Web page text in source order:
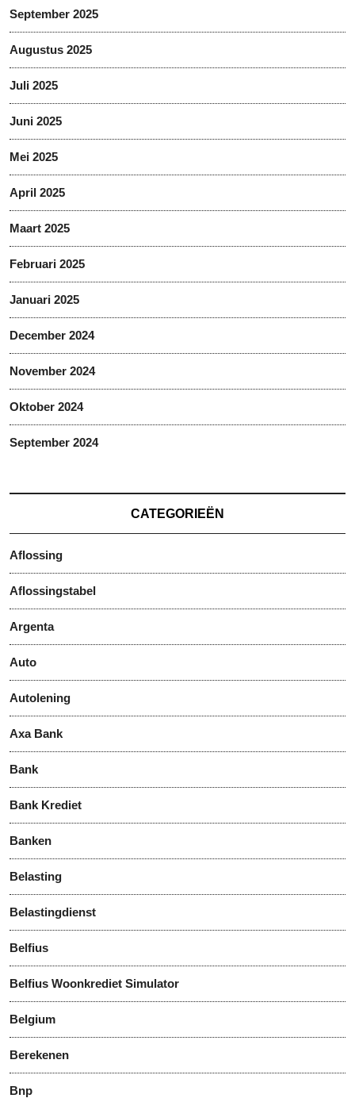
September 2025
Augustus 2025
Juli 2025
Juni 2025
Mei 2025
April 2025
Maart 2025
Februari 2025
Januari 2025
December 2024
November 2024
Oktober 2024
September 2024
CATEGORIEËN
Aflossing
Aflossingstabel
Argenta
Auto
Autolening
Axa Bank
Bank
Bank Krediet
Banken
Belasting
Belastingdienst
Belfius
Belfius Woonkrediet Simulator
Belgium
Berekenen
Bnp